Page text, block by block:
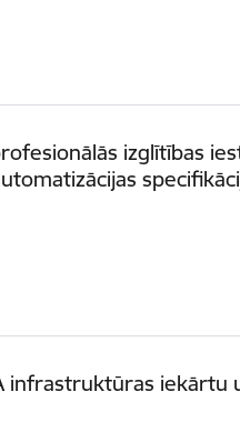
izglītības
infrastruktūras iekārtu